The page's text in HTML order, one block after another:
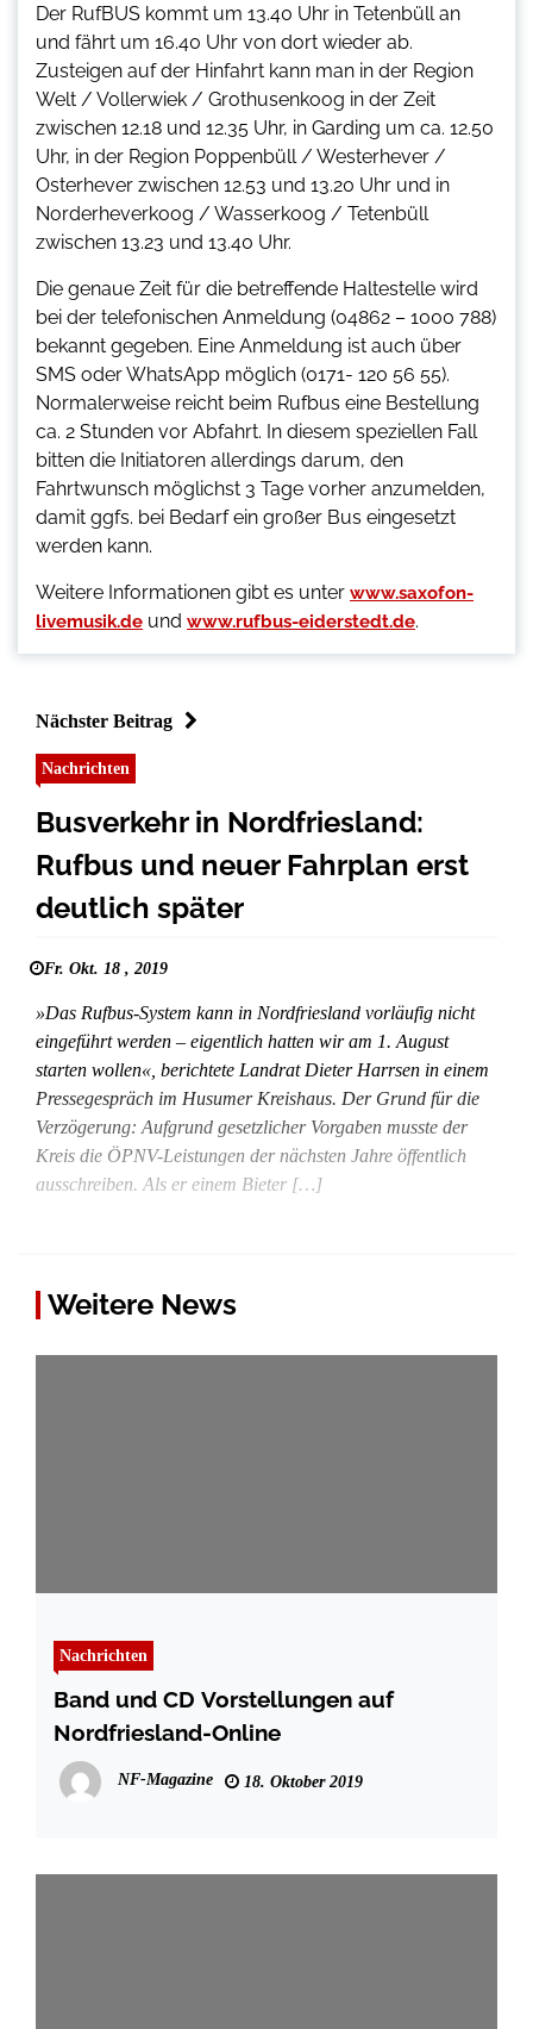
Der RufBUS kommt um 13.40 Uhr in Tetenbüll an
und fährt um 16.40 Uhr von dort wieder ab.
Zusteigen auf der Hinfahrt kann man in der Region
Welt / Vollerwiek / Grothusenkoog in der Zeit
zwischen 12.18 und 12.35 Uhr, in Garding um ca. 12.50
Uhr, in der Region Poppenbüll / Westerhever /
Osterhever zwischen 12.53 und 13.20 Uhr und in
Norderheverkoog / Wasserkoog / Tetenbüll
zwischen 13.23 und 13.40 Uhr.
Die genaue Zeit für die betreffende Haltestelle wird
bei der telefonischen Anmeldung (04862 – 1000 788)
bekannt gegeben. Eine Anmeldung ist auch über
SMS oder WhatsApp möglich (0171- 120 56 55).
Normalerweise reicht beim Rufbus eine Bestellung
ca. 2 Stunden vor Abfahrt. In diesem speziellen Fall
bitten die Initiatoren allerdings darum, den
Fahrtwunsch möglichst 3 Tage vorher anzumelden,
damit ggfs. bei Bedarf ein großer Bus eingesetzt
werden kann.
Weitere Informationen gibt es unter www.saxofon-
livemusik.de und www.rufbus-eiderstedt.de.
Nächster Beitrag
Nachrichten
Busverkehr in Nordfriesland:
Rufbus und neuer Fahrplan erst
deutlich später
Fr. Okt. 18 , 2019
»Das Rufbus-System kann in Nordfriesland vorläufig nicht
eingeführt werden – eigentlich hatten wir am 1. August
starten wollen«, berichtete Landrat Dieter Harrsen in einem
Pressegespräch im Husumer Kreishaus. Der Grund für die
Verzögerung: Aufgrund gesetzlicher Vorgaben musste der
Kreis die ÖPNV-Leistungen der nächsten Jahre öffentlich
ausschreiben. Als er einem Bieter […]
Weitere News
Nachrichten
Band und CD Vorstellungen auf
Nordfriesland-Online
NF-Magazine 18. Oktober 2019